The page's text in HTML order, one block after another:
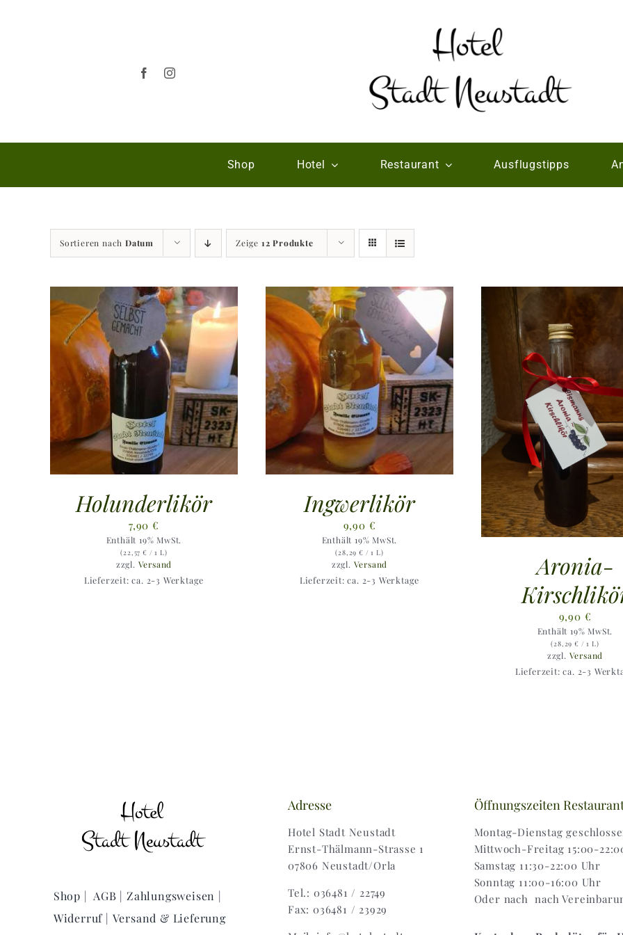
Shop Hotel Restaurant Ausflugstipps
Sortieren nach Datum Zeige 12 Produkte
Holunderlikör
7,90€
Enthält 19% MwSt.
(22,57€ / 1 L)
zzgl. Versand
Lieferzeit: ca. 2-3 Werktage
Ingwerlikör
9,90 €
Enthält 19% MwSt.
(28,29€ / 1 L)
zzgl. Versand
Lieferzeit: ca. 2-3 Werktage
Aronia-
9,90 €
Enthält 19% MwSt.
(28,29€ / 1 L)
zzgl. Versand
Lieferzeit: ca. 2-3
Shop | AGB | Zahlungsweisen |
Widerruf | Versand & Lieferung
Adresse
Hotel Stadt Neustadt
Ernst-Thälmann-Strasse 1
07806 Neustadt/Orla
Tel.: 036481 / 22749
Fax: 036481 / 23929
Öffnungszeiten
Montag-Dienstag
Mittwoch-Freitag 15:00-
Samstag 11:30-22:00 Uhr
Sonntag 11:00-16:00 Uhr
Oder nach nach